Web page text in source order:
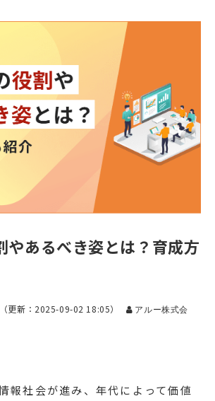
やあるべき姿とは？育成方
（更新： 2025-09-02 18:05）
アルー株式会
報社会が進み、年代によって価値